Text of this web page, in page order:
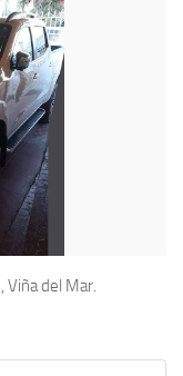
Viña del Mar.